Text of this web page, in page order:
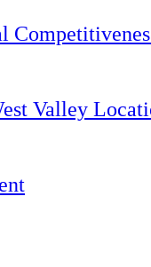
Valley